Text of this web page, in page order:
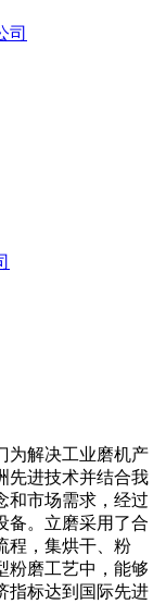
司
为解决工业磨机产
先进技术并结合我
和市场需求，经过
备。立磨采用了合
程，集烘干、粉
粉磨工艺中，能够
指标达到国际先进